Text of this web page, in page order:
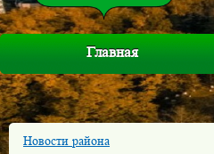
Главная
Новости района